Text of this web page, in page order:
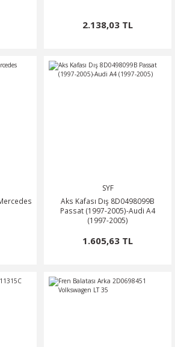
2.138,03 TL
SYF
Aks Kafası Dış 8D0498099B
Passat (1997-2005)-Audi A4
(1997-2005)
1.605,63 TL